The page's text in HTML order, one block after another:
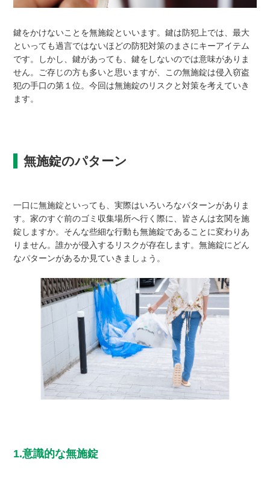
鍵をかけないことを無施錠といいます。鍵は防犯上では、最大
といっても過言ではないほどの防犯対策のまさにキーアイテム
です。しかし、鍵があっても、鍵をしないのでは意味がありま
せん。ご存じの方も多いと思いますが、この無施錠は侵入窃盗
犯の手口の第１位。今回は無施錠のリスクと対策を考えていき
ます。
無施錠のパターン
一口に無施錠といっても、実際はいろいろなパターンがありま
す。家のすぐ前のゴミ収集場所へ行く際に、皆さんは玄関を施
錠しますか。そんな些細な行動も無施錠であることに変わりあ
りません。誰かが侵入するリスクが存在します。無施錠にどん
なパターンがあるか見ていきましょう。
1.意識的な無施錠